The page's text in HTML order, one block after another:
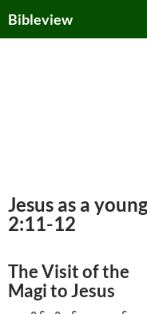
toBibleview
Jesus as a
2:11-12
The Visit of the
Magi to Jesus